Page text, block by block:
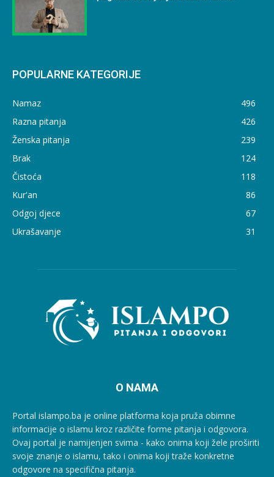
POPULARNE KATEGORIJE
Namaz
496
Razna pitanja
426
Ženska pitanja
239
Brak
124
Čistoća
118
Kur'an
86
Odgoj djece
67
Ukrašavanje
31
O NAMA
Portal islampo.ba je online platforma koja pruža obimne
informacije o islamu kroz različite forme pitanja i odgovora.
Ovaj portal je namijenjen svima - kako onima koji žele proširiti
svoje znanje o islamu, tako i onima koji traže konkretne
odgovore na specifična pitanja.